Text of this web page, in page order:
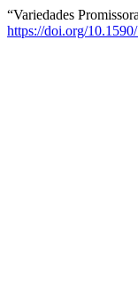
“Variedades
https://doi.org/